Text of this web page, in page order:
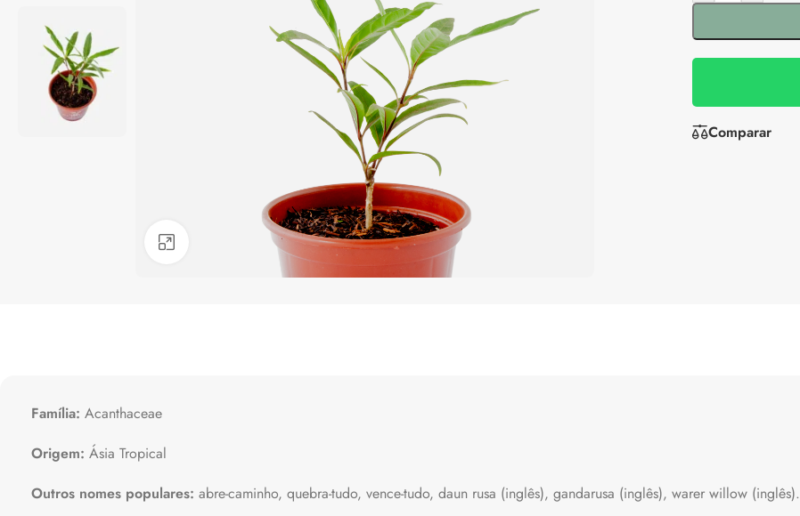
Clique para ampliar
Comparar
Família: Acanthaceae
Origem: Ásia Tropical
Outros nomes populares: abre-caminho, quebra-tudo, vence-tudo, daun rusa (inglês), gandarusa (inglês), warer willow (inglês).